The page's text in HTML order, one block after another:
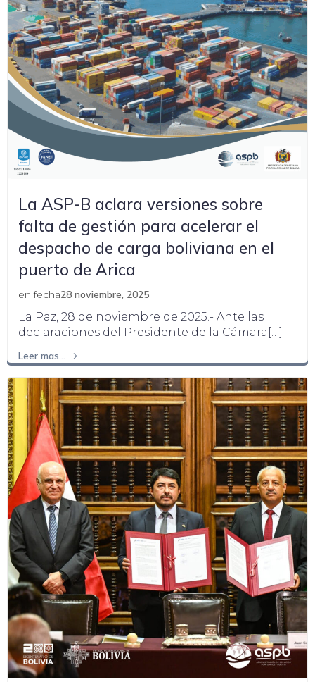
La ASP-B aclara versiones sobre
falta de gestión para acelerar el
despacho de carga boliviana en el
puerto de Arica
en fecha28 noviembre, 2025
La Paz, 28 de noviembre de 2025.- Ante las
declaraciones del Presidente de la Cámara[…]
Leer mas…